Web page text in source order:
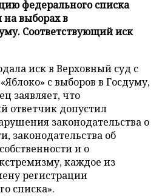
федерального списка
выборах в
Соответствующий иск
иск в Верховный суд с
с выборов в Госдуму,
заявляет, что
ответчик допустил
законодательства о
законодательства об
и о
каждое из
регистрации
списка».